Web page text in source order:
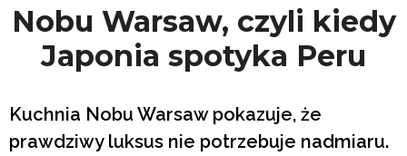
Nobu Warsaw, czyli kiedy
Japonia spotyka Peru
Kuchnia Nobu Warsaw pokazuje, że
prawdziwy luksus nie potrzebuje nadmiaru.